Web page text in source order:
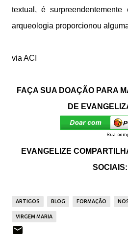
textual, é surpreendentemente
arqueologia proporcionou
via ACI
FAÇA SUA DOAÇÃO PARA
DE
EVANGELIZE
SOCIAIS:
ARTIGOS BLOG FORMAÇÃO
VIRGEM MARIA